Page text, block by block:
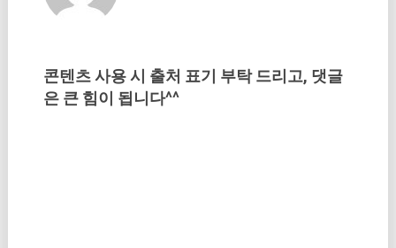
콘텐츠 사용 시 출처 표기 부탁 드리고, 댓글
은 큰 힘이 됩니다^^